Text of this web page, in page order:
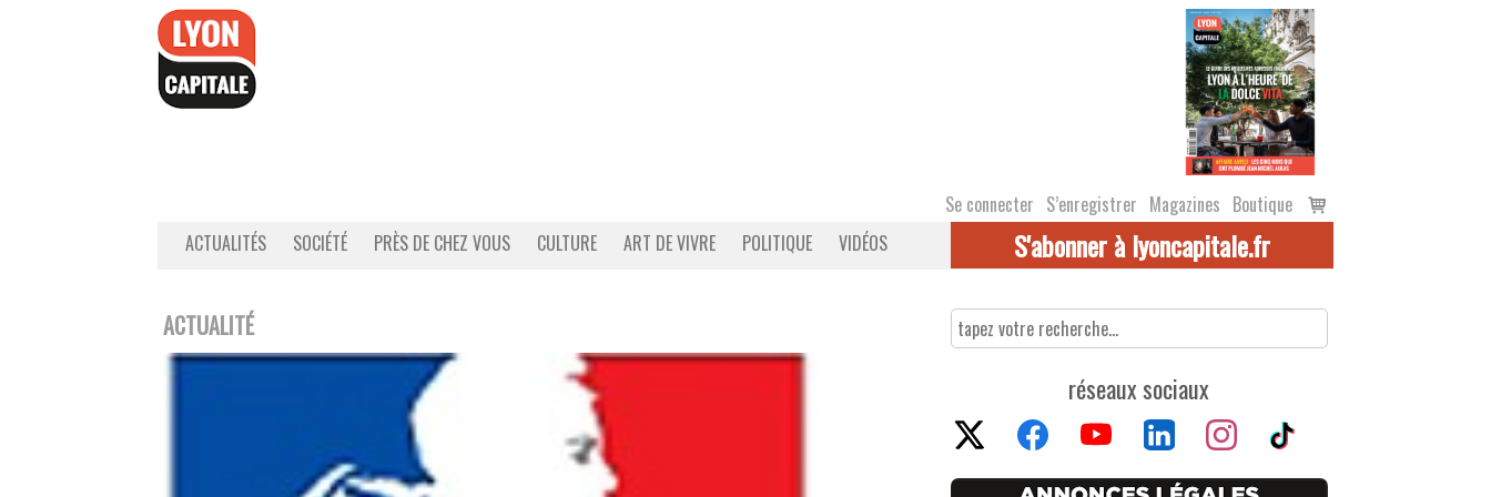
Se connecter S’enregistrer Magazines Boutique
Voir
le
ACTUALITÉS SOCIÉTÉ PRÈS DE CHEZ VOUS CULTURE ART DE VIVRE POLITIQUE VIDÉOS S'abonner à lyoncapitale.fr
ACTUALITÉ
réseaux sociaux